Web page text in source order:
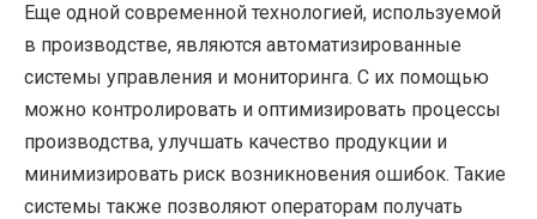
Еще одной современной технологией, используемой
в производстве, являются автоматизированные
системы управления и мониторинга. С их помощью
можно контролировать и оптимизировать процессы
производства, улучшать качество продукции и
минимизировать риск возникновения ошибок. Такие
системы также позволяют операторам получать